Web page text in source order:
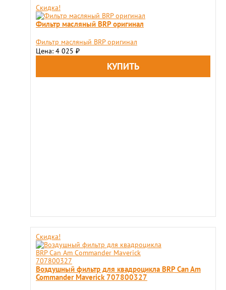
Скидка!
Фильтр масляный BRP оригинал
Фильтр масляный BRP оригинал
Цена: 4 025 ₽
Скидка!
Воздушный фильтр для квадроцикла BRP Can Am
Commander Maverick 707800327